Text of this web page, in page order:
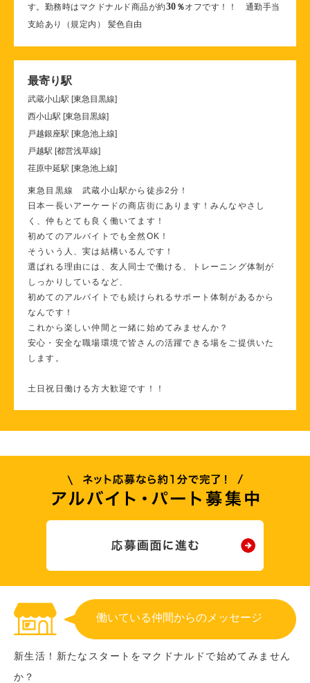
す。勤務時はマクドナルド商品が約30 ％オフです！！ 通勤手当
支給あり（規定内） 髪色自由
最寄り駅
武蔵小山駅 [東急目黒線]
西小山駅 [東急目黒線]
戸越銀座駅 [東急池上線]
戸越駅 [都営浅草線]
荏原中延駅 [東急池上線]
東急目黒線 武蔵小山駅から徒歩2分！
日本一長いアーケードの商店街にあります！みんなやさし
く、仲もとても良く働いてます！
初めてのアルバイトでも全然OK！
そういう人、実は結構いるんです！
選ばれる理由には、友人同士で働ける、トレーニング体制が
しっかりしているなど、
初めてのアルバイトでも続けられるサポート体制があるから
なんです！
これから楽しい仲間と一緒に始めてみませんか？
安心・安全な職場環境で皆さんの活躍できる場をご提供いた
します。
土日祝日働ける方大歓迎です！！
働いている仲間からのメッセージ
新生活！新たなスタートをマクドナルドで始めてみません
か？